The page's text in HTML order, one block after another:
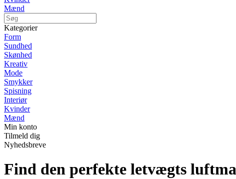
Mænd
Kategorier
Form
Sundhed
Skønhed
Kreativ
Mode
Smykker
Spisning
Interiør
Kvinder
Mænd
Min konto
Tilmeld dig
Nyhedsbreve
Find den perfekte letvægts